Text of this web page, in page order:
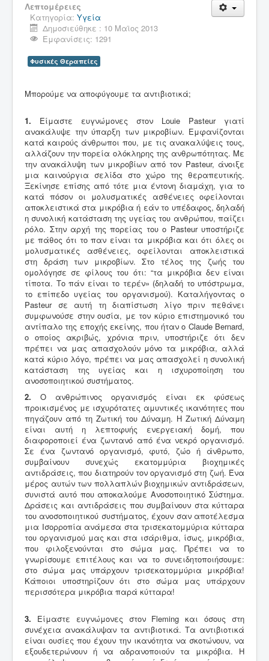
Λεπτομέρειες
Κατηγορία: Υγεία
Δημοσιεύθηκε : 10 Μαϊος 2013
Εμφανίσεις: 1291
Φυσικές Θεραπείες
Μπορούμε να αποφύγουμε τα αντιβιοτικά;
1. Είμαστε ευγνώμονες στον Louie Pasteur γιατί
ανακάλυψε την ύπαρξη των μικροβίων. Εμφανίζονται
κατά καιρούς άνθρωποι που, με τις ανακαλύψεις τους,
αλλάζουν την πορεία ολόκληρης της ανθρωπότητας. Με
την ανακάλυψη των μικροβίων από τον Pasteur, άνοιξε
μια καινούργια σελίδα στο χώρο της θεραπευτικής.
Ξεκίνησε επίσης από τότε μια έντονη διαμάχη, για το
κατά πόσον οι μολυσματικές ασθένειες οφείλονται
αποκλειστικά στα μικρόβια ή εάν το υπέδαφος, δηλαδή
η συνολική κατάσταση της υγείας του ανθρώπου, παίζει
ρόλο. Στην αρχή της πορείας του ο Pasteur υποστήριζε
με πάθος ότι το παν είναι τα μικρόβια και ότι όλες οι
μολυσματικές ασθένειες, οφείλονται αποκλειστικά
στη δράση των μικροβίων. Στο τέλος της ζωής του
ομολόγησε σε φίλους του ότι: “τα μικρόβια δεν είναι
τίποτα. Το πάν είναι το τερέν» (δηλαδή το υπόστρωμα,
το επίπεδο υγείας του οργανισμού). Καταλήγοντας ο
Pasteur σε αυτή τη διαπίστωση λίγο πριν πεθάνει
συμφωνούσε στην ουσία, με τον κύριο επιστημονικό του
αντίπαλο της εποχής εκείνης, που ήταν ο Claude Bernard,
ο οποίος ακριβώς, χρόνια πριν, υποστήριζε ότι δεν
πρέπει να μας απασχολούν μόνο τα μικρόβια, αλλά
κατά κύριο λόγο, πρέπει να μας απασχολεί η συνολική
κατάσταση της υγείας και η ισχυροποίηση του
ανοσοποιητικού συστήματος.
2. Ο ανθρώπινος οργανισμός είναι εκ φύσεως
προικισμένος με ισχυρότατες αμυντικές ικανότητες που
πηγάζουν από τη Ζωτική του Δύναμη. Η Ζωτική Δύναμη
είναι αυτή η λεπτoφυής ενεργειακή δομή, που
διαφοροποιεί ένα ζωντανό από ένα νεκρό οργανισμό.
Σε ένα ζωντανό οργανισμό, φυτό, ζώο ή άνθρωπο,
συμβαίνουν συνεχώς εκατομμύρια βιοχημικές
αντιδράσεις, που διατηρούν τον οργανισμό στη ζωή. Ένα
μέρος αυτών των πολλαπλών βιοχημικών αντιδράσεων,
συνιστά αυτό που αποκαλούμε Ανοσοποιητικό Σύστημα.
Δράσεις και αντιδράσεις που συμβαίνουν στα κύτταρα
του ανοσοποιητικού συστήματος, έχουν σαν αποτέλεσμα
μια Ισορροπία ανάμεσα στα τρισεκατομμύρια κύτταρα
του οργανισμού μας και στα ισάριθμα, ίσως, μικρόβια,
που φιλοξενούνται στο σώμα μας. Πρέπει να το
γνωρίσουμε επιτέλους και να το συνειδητοποιήσουμε:
στο σώμα μας υπάρχουν τρισεκατομμύρια μικρόβια!
Κάποιοι υποστηρίζουν ότι στο σώμα μας υπάρχουν
περισσότερα μικρόβια παρά κύτταρα!
3. Είμαστε ευγνώμονες στον Fleming και όσους στη
συνέχεια ανακάλυψαν τα αντιβιοτικά. Τα αντιβιοτικά
είναι ουσίες που έχουν την ικανότητα να σκοτώνουν, να
εξουδετερώνουν ή να αδρανοποιούν τα μικρόβια. Η